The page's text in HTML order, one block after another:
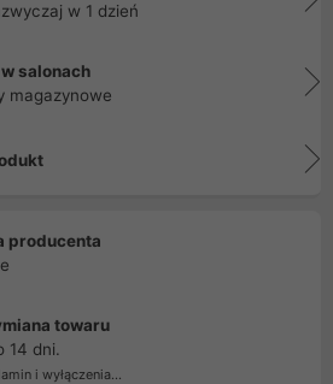
w 1 dzień
salonach
magazynowe
producenta
towaru
14 dni.
i wyłączenia...